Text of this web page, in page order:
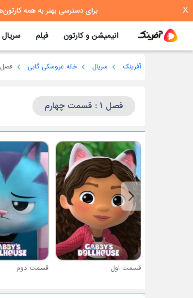
X
انیمیشن و کارتون فیلم سریال
آفرینک سریال خانه عروسکی گابی فصل 1
فصل 1 : قسمت چهارم
قسمت اول قسمت دوم